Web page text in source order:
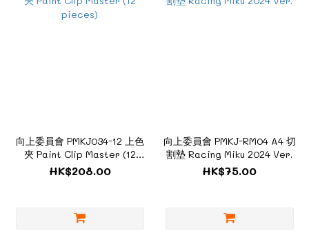
向上委員會 PMKJ034-12 上色
夾 Paint Clip Master (12
pieces)
HK$208.00
向上委員會 PMKJ-RM04 A4 切
割墊 Racing Miku 2024 Ver.
HK$75.00